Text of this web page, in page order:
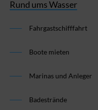
Rund ums Wasser
Fahrgastschifffahrt
Boote mieten
Marinas und Anleger
Badestrände